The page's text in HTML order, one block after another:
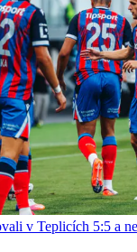
v Teplicích 5:5 a